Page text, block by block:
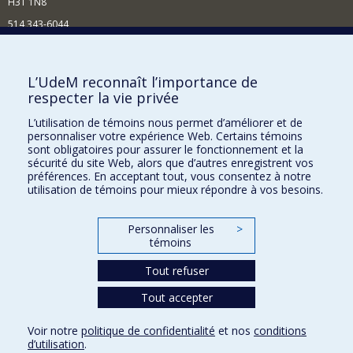
514 343-6044
Comment soutenir l'École?
BESOIN D'AIDE?
Plan du site
Signaler une erreur
Accessibilité
FACULTÉ DES ARTS ET DES SCIENCES
Nos départements et écoles
Conditions d’utilisation
L’UdeM reconnaît l’importance de
respecter la vie privée
L’utilisation de témoins nous permet d’améliorer et de
personnaliser votre expérience Web. Certains témoins
sont obligatoires pour assurer le fonctionnement et la
sécurité du site Web, alors que d’autres enregistrent vos
préférences. En acceptant tout, vous consentez à notre
utilisation de témoins pour mieux répondre à vos besoins.
Personnaliser les
témoins
>
Tout refuser
Tout accepter
Voir notre politique de confidentialité et nos conditions
d’utilisation.